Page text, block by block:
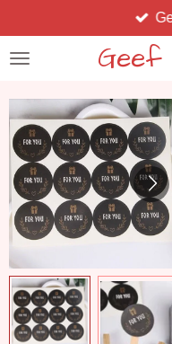
direct
naar
hoofdinhoud
Geef